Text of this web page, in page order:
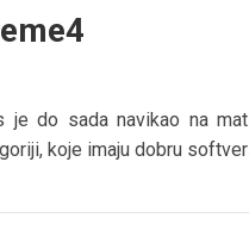
do sada navikao na
koje imaju dobru